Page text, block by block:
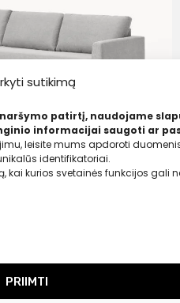
sutikimą
patirtį, naudojame
informacijai saugoti ar
leisite mums apdoroti
identifikatoriai.
kai kurios svetainės funkcijos gali
PRIIMTI
vietų) su čiužiniu